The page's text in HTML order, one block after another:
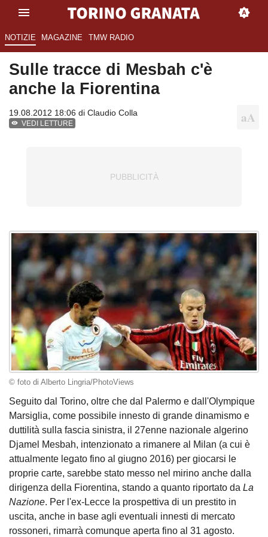
NOTIZIE MAGAZINE TMW RADIO
Sulle tracce di Mesbah c'è
anche la Fiorentina
19.08.2012 18:06 di Claudio Colla
VEDI LETTURE
© foto di Alberto Lingria/PhotoViews
Seguito dal Torino, oltre che dal Palermo e dall'Olympique
Marsiglia, come possibile innesto di grande dinamismo e
duttilità sulla fascia sinistra, il 27enne nazionale algerino
Djamel Mesbah, intenzionato a rimanere al Milan (a cui è
attualmente legato fino al giugno 2016) per giocarsi le
proprie carte, sarebbe stato messo nel mirino anche dalla
dirigenza della Fiorentina, stando a quanto riportato da La
Nazione. Per l'ex-Lecce la prospettiva di un prestito in
uscita, anche in base agli eventuali innesti di mercato
rossoneri, rimarrà comunque aperta fino al 31 agosto.